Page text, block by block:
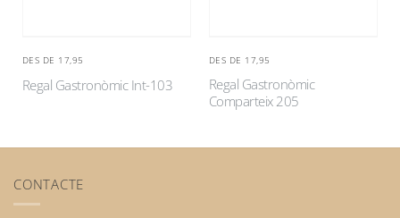
DES DE 17,95
Regal Gastronòmic Int-103
DES DE 17,95
Regal Gastronòmic
Comparteix 205
CONTACTE